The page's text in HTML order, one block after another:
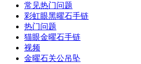
常见热门问题
彩虹眼黑曜石手链
热门问题
猫眼金曜石手链
视频
金曜石关公吊坠